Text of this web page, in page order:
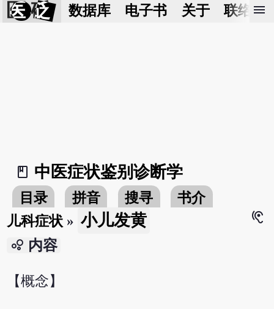
医 砭 数据库 电子书 关于 联络我
menu
book_2
中医症状鉴别诊断学
目录 拼音 搜寻
书介
儿科症状 » 小儿发黄
hearing
bubble_chart 内容
【概念】